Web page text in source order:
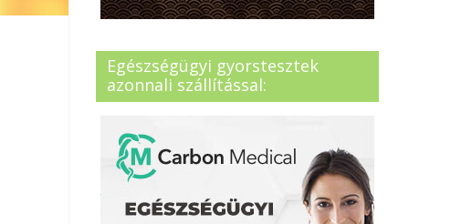
Egészségügyi gyorstesztek
azonnali szállítással: